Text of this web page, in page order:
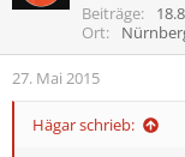
Beiträge
Ort
27. Mai 2015
Hägar schrieb: